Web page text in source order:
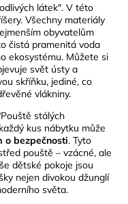
látek". V této
Všechny materiály
obyvatelům
čistá pramenitá voda
ekosystému. Můžete si
svět ústy a
skříňku, jediné, co
vlákniny.
stálých
kus nábytku může
bezpečnosti. Tyto
pouště – vzácné, ale
dětské pokoje jsou
nejen divokou džunglí
světa.